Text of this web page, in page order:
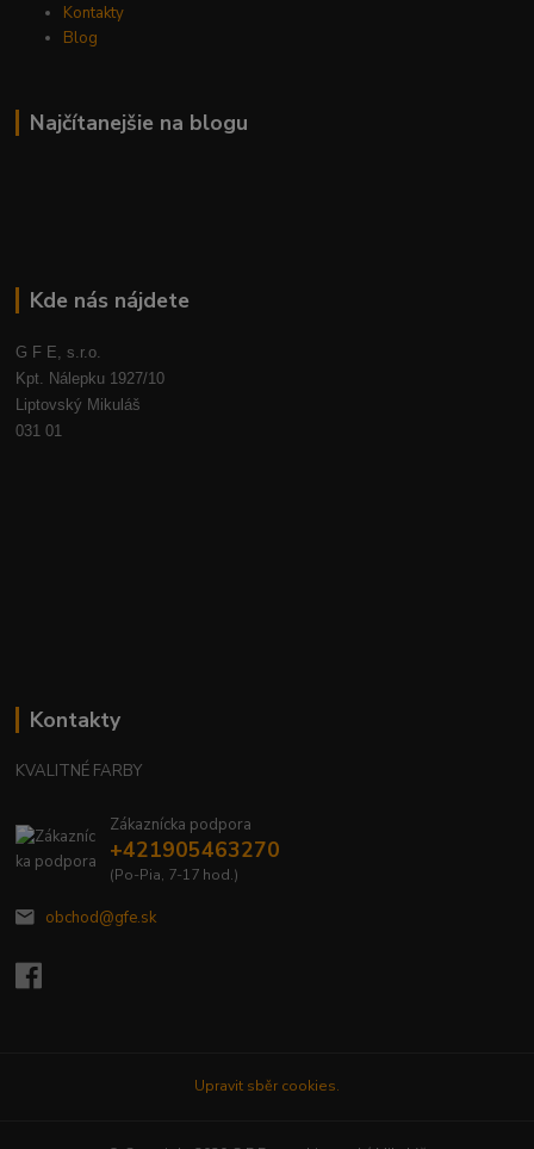
Kontakty
Blog
Najčítanejšie na blogu
Kde nás nájdete
G F E, s.r.o.
Kpt. Nálepku 1927/10
Liptovský Mikuláš
031 01
Kontakty
KVALITNÉ FARBY
Zákaznícka podpora
+421905463270
(Po-Pia, 7-17 hod.)
obchod@gfe.sk
Upravit sběr cookies.